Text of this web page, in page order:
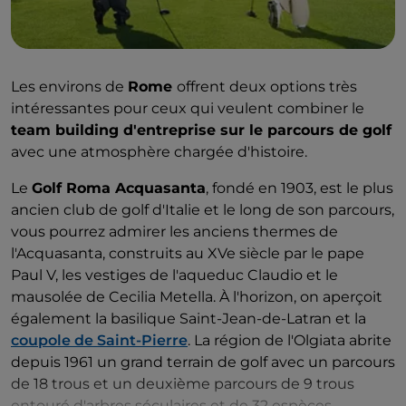
dessiné en 1964.
Les environs de Rome offrent deux options très
intéressantes pour ceux qui veulent combiner le
team building d'entreprise sur le parcours de golf
avec une atmosphère chargée d'histoire.
Le Golf Roma Acquasanta, fondé en 1903, est le plus
ancien club de golf d'Italie et le long de son parcours,
vous pourrez admirer les anciens thermes de
l'Acquasanta, construits au XVe siècle par le pape
Paul V, les vestiges de l'aqueduc Claudio et le
mausolée de Cecilia Metella. À l'horizon, on aperçoit
également la basilique Saint-Jean-de-Latran et la
coupole de Saint-Pierre. La région de l'Olgiata abrite
depuis 1961 un grand terrain de golf avec un parcours
de 18 trous et un deuxième parcours de 9 trous